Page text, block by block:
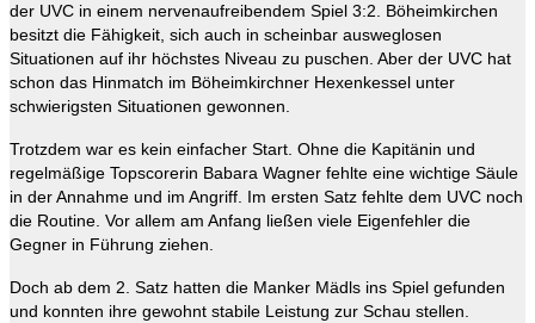
der UVC in einem nervenaufreibendem Spiel 3:2. Böheimkirchen
besitzt die Fähigkeit, sich auch in scheinbar ausweglosen
Situationen auf ihr höchstes Niveau zu puschen. Aber der UVC hat
schon das Hinmatch im Böheimkirchner Hexenkessel unter
schwierigsten Situationen gewonnen.
Trotzdem war es kein einfacher Start. Ohne die Kapitänin und
regelmäßige Topscorerin Babara Wagner fehlte eine wichtige Säule
in der Annahme und im Angriff. Im ersten Satz fehlte dem UVC noch
die Routine. Vor allem am Anfang ließen viele Eigenfehler die
Gegner in Führung ziehen.
Doch ab dem 2. Satz hatten die Manker Mädls ins Spiel gefunden
und konnten ihre gewohnt stabile Leistung zur Schau stellen.